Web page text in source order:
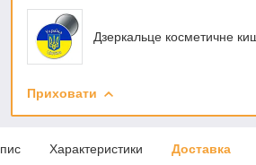
Дзеркальце косметичне
Приховати
Характеристики Доставка